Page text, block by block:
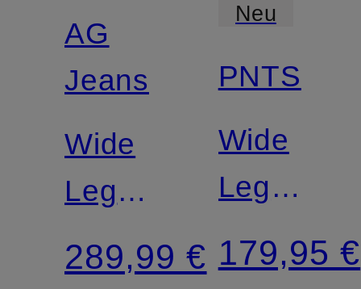
AG
Jeans
Wide
Leg
Jeans
289,99 €
Neu
Zertifiziert
PNTS
Wide
Leg
Jeans
THE
179,95 €